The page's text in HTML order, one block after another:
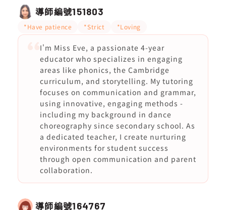
導師編號151803
*Have patience *Strict *Loving
I'm Miss Eve, a passionate 4-year
educator who specializes in engaging
areas like phonics, the Cambridge
curriculum, and storytelling. My tutoring
focuses on communication and grammar,
using innovative, engaging methods -
including my background in dance
choreography since secondary school. As
a dedicated teacher, I create nurturing
environments for student success
through open communication and parent
collaboration.
導師編號164767